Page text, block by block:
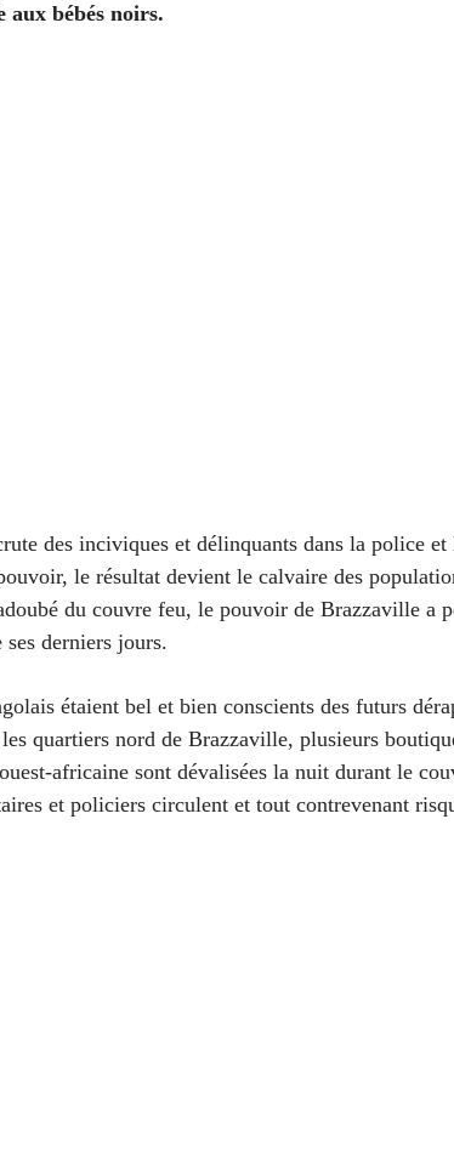
aux bébés noirs.
des inciviques et délinquants dans la police et
le résultat devient le calvaire des
du couvre feu, le pouvoir de Brazzaville a
ses derniers jours.
étaient bel et bien conscients des futurs
quartiers nord de Brazzaville, plusieurs
africaine sont dévalisées la nuit durant le
et policiers circulent et tout contrevenant